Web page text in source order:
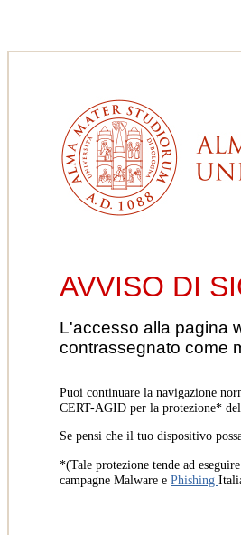
AVVISO DI
L'accesso alla pagina
contrassegnato come
Puoi continuare la navigazione
CERT-AGID per la protezione*
Se pensi che il tuo dispositivo
*(Tale protezione tende ad
campagne Malware e Phishing